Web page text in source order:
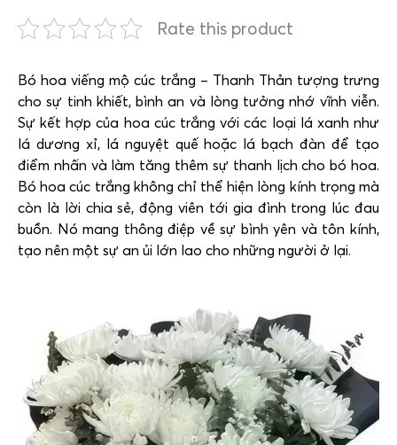
Rate this product
Bó hoa viếng mộ cúc trắng – Thanh Thản tượng trưng
cho sự tinh khiết, bình an và lòng tưởng nhớ vĩnh viễn.
Sự kết hợp của hoa cúc trắng với các loại lá xanh như
lá dương xỉ, lá nguyệt quế hoặc lá bạch đàn để tạo
điểm nhấn và làm tăng thêm sự thanh lịch cho bó hoa.
Bó hoa cúc trắng không chỉ thể hiện lòng kính trọng mà
còn là lời chia sẻ, động viên tới gia đình trong lúc đau
buồn. Nó mang thông điệp về sự bình yên và tôn kính,
tạo nên một sự an ủi lớn lao cho những người ở lại.